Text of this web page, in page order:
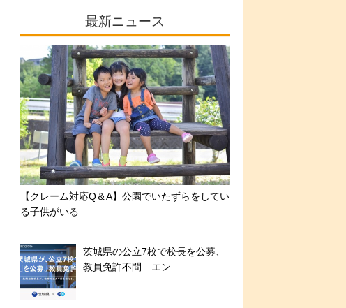
最新ニュース
【クレーム対応Q＆A】公園でいたずらをしてい
る子供がいる
茨城県の公立7校で校長を公募、
教員免許不問…エン